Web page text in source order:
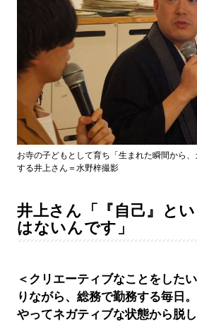
お寺の子どもとして育ち「生まれた瞬間から
する井上さん＝水野梓撮影
井上さん「『自己』と
はないんです」
＜クリエーティブなことをした
りながら、総務で勤務する毎日
やってネガティブな状態から脱し